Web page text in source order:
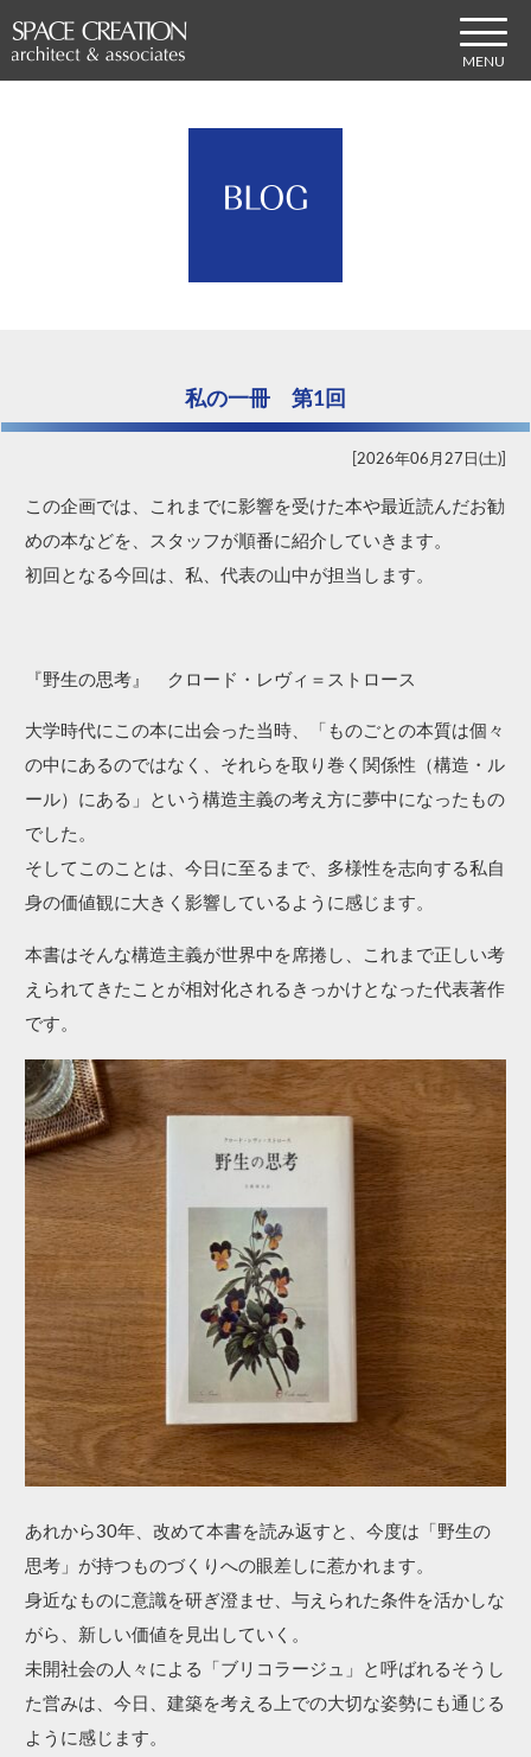
私の一冊 第1回
2026年06月27日(土)
この企画では、これまでに影響を受けた本や最近読んだお勧
めの本などを、スタッフが順番に紹介していきます。
初回となる今回は、私、代表の山中が担当します。
『野生の思考』 クロード・レヴィ＝ストロース
大学時代にこの本に出会った当時、「ものごとの本質は個々
の中にあるのではなく、それらを取り巻く関係性（構造・ル
ール）にある」という構造主義の考え方に夢中になったもの
でした。
そしてこのことは、今日に至るまで、多様性を志向する私自
身の価値観に大きく影響しているように感じます。
本書はそんな構造主義が世界中を席捲し、これまで正しい考
えられてきたことが相対化されるきっかけとなった代表著作
です。
あれから30年、改めて本書を読み返すと、今度は「野生の
思考」が持つものづくりへの眼差しに惹かれます。
身近なものに意識を研ぎ澄ませ、与えられた条件を活かしな
がら、新しい価値を見出していく。
未開社会の人々による「ブリコラージュ」と呼ばれるそうし
た営みは、今日、建築を考える上での大切な姿勢にも通じる
ように感じます。